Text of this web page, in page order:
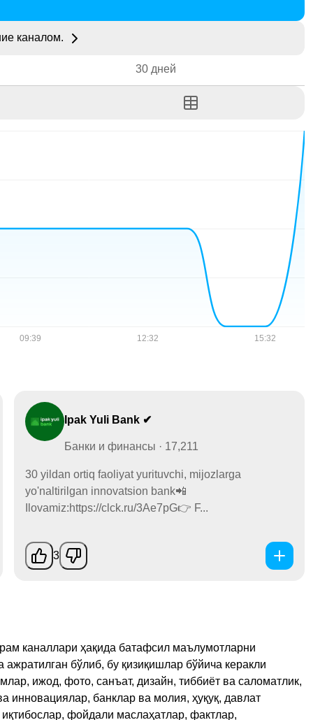
каналом.
30 дней
Ipak Yuli Bank ✔
Банки и финансы · 17,211
30 yildan ortiq faoliyat yurituvchi, mijozlarga
yo'naltirilgan innovatsion bank📲
Ilovamiz:https://clck.ru/3Ae7pG👉 F...
3
каналлари ҳақида батафсил маълумотларни
бўлиб, бу қизиқишлар бўйича керакли
ижод, фото, санъат, дизайн, тиббиёт ва саломатлик,
инновациялар, банклар ва молия, ҳуқуқ, давлат
фойдали маслаҳатлар, фактлар,